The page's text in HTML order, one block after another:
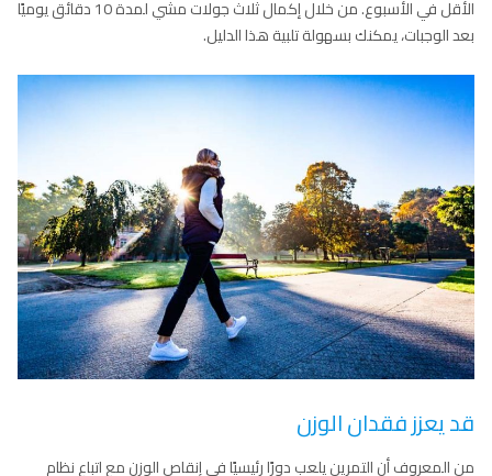
الأقل في الأسبوع. من خلال إكمال ثلاث جولات مشي لمدة 10 دقائق يوميًا
بعد الوجبات، يمكنك بسهولة تلبية هذا الدليل.
قد يعزز فقدان الوزن
من المعروف أن التمرين يلعب دورًا رئيسيًا في إنقاص الوزن مع اتباع نظام